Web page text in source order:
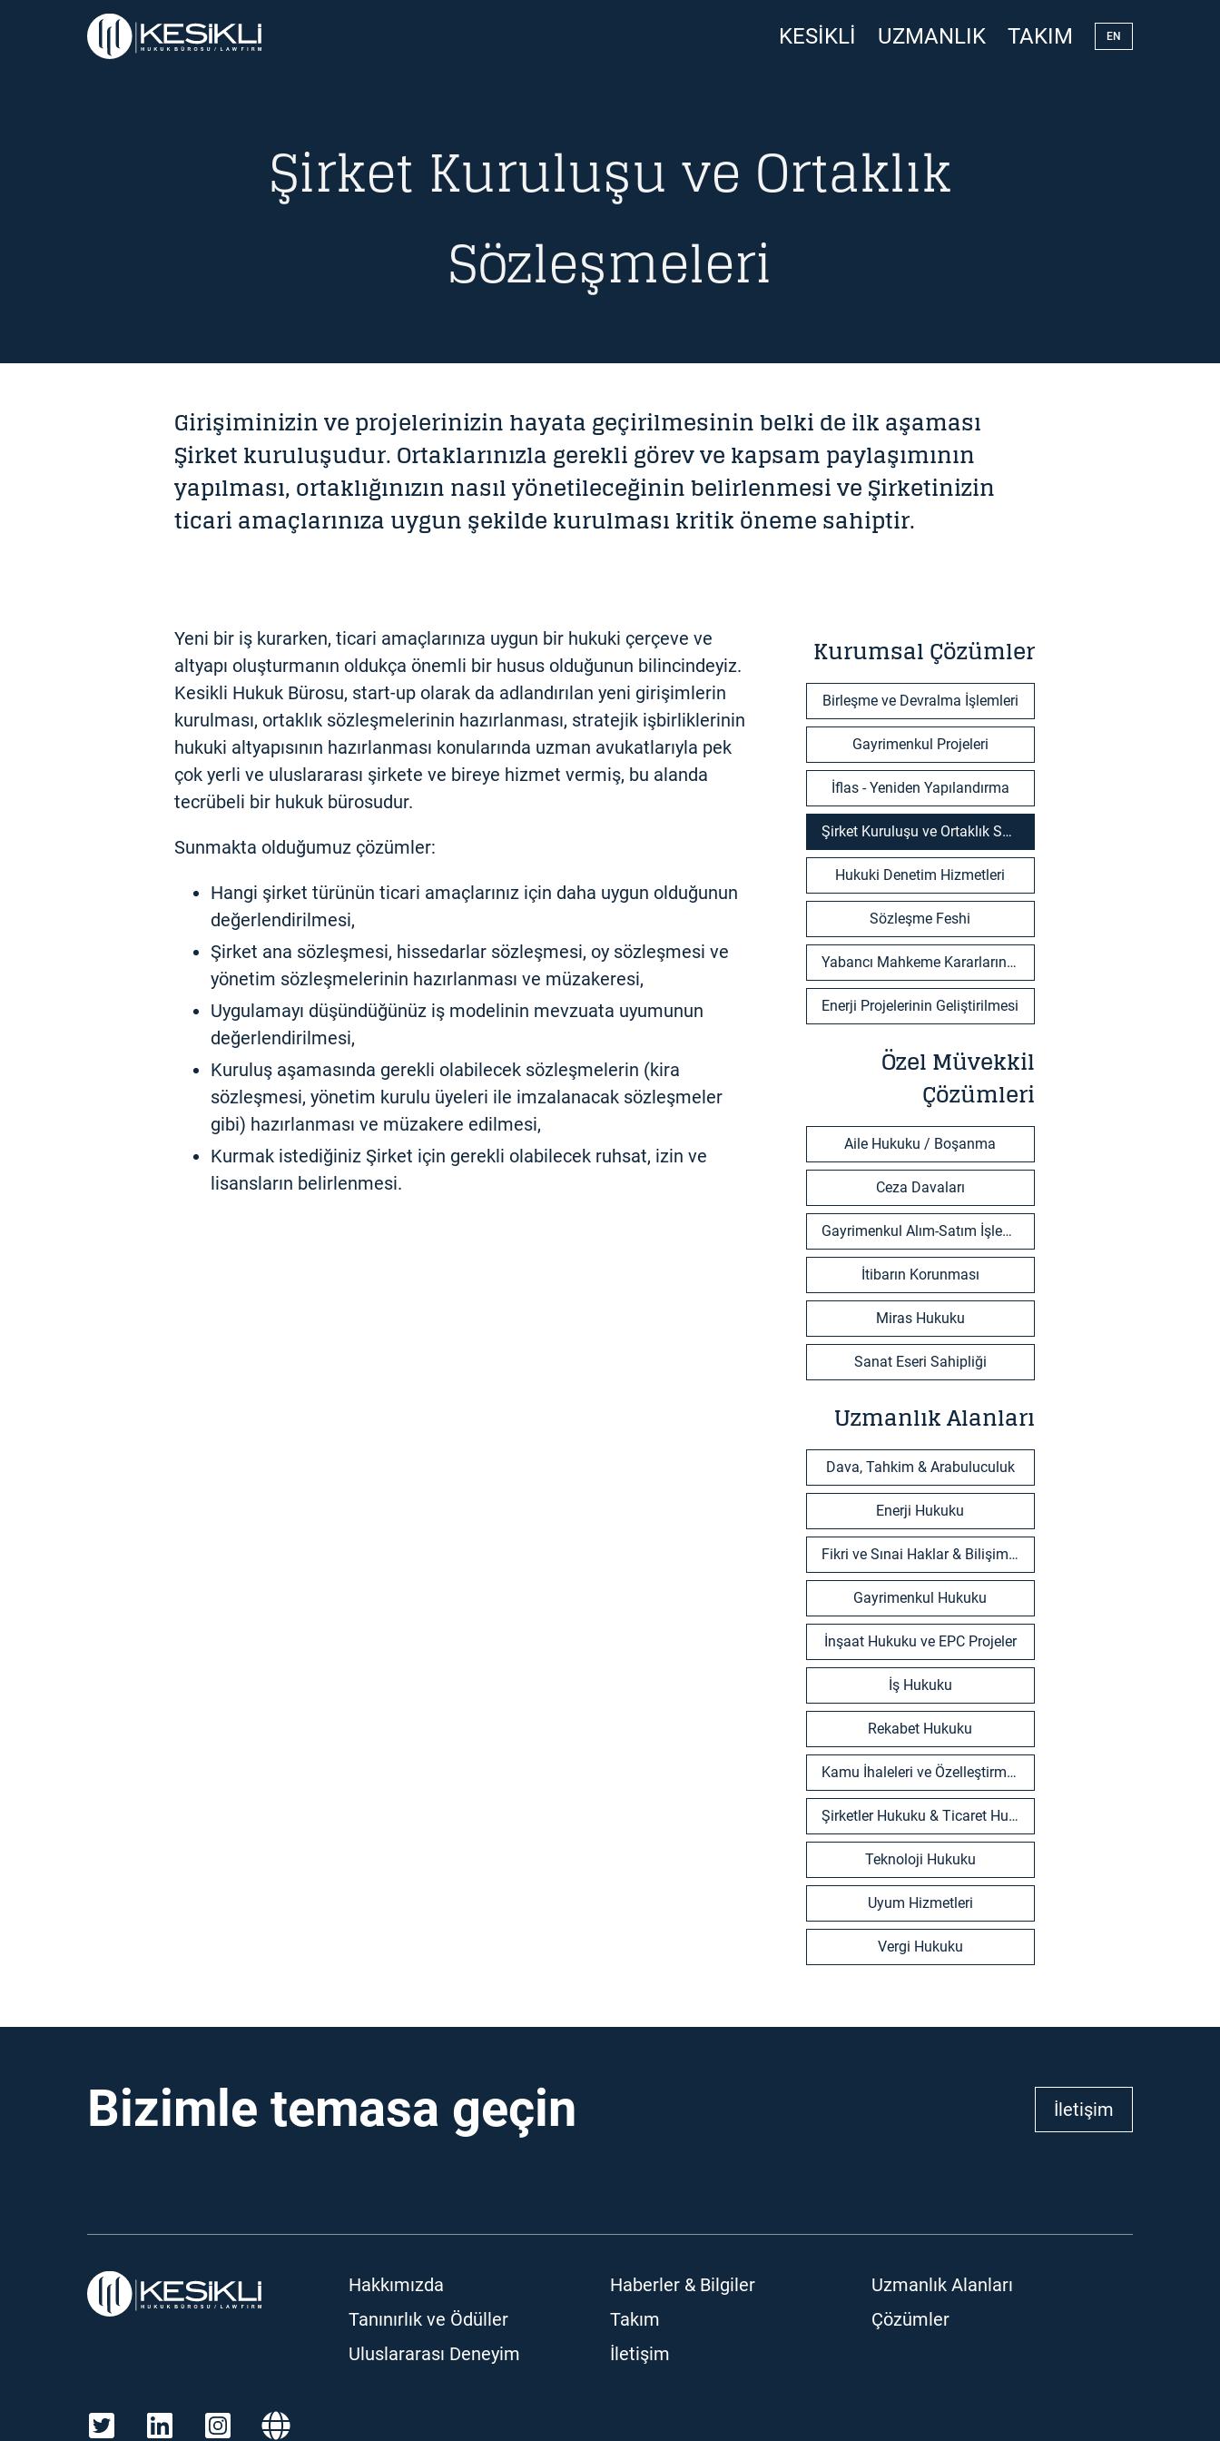
KESIKLI UZMANLIK TAKIM EN
Şirket Kuruluşu ve Ortaklık
Sözleşmeleri
Girişiminizin ve projelerinizin hayata geçirilmesinin belki de ilk aşaması
Şirket kuruluşudur. Ortaklarınızla gerekli görev ve kapsam paylaşımının
yapılması, ortaklığınızın nasıl yönetileceğinin belirlenmesi ve Şirketinizin
ticari amaçlarınıza uygun şekilde kurulması kritik öneme sahiptir.
Yeni bir iş kurarken, ticari amaçlarınıza uygun bir hukuki çerçeve ve
altyapı oluşturmanın oldukça önemli bir husus olduğunun bilincindeyiz.
Kesikli Hukuk Bürosu, start-up olarak da adlandırılan yeni girişimlerin
kurulması, ortaklık sözleşmelerinin hazırlanması, stratejik işbirliklerinin
hukuki altyapısının hazırlanması konularında uzman avukatlarıyla pek
çok yerli ve uluslararası şirkete ve bireye hizmet vermiş, bu alanda
tecrübeli bir hukuk bürosudur.
Sunmakta olduğumuz çözümler:
Hangi şirket türünün ticari amaçlarınız için daha uygun olduğunun
değerlendirilmesi,
Şirket ana sözleşmesi, hissedarlar sözleşmesi, oy sözleşmesi ve
yönetim sözleşmelerinin hazırlanması ve müzakeresi,
Uygulamayı düşündüğünüz iş modelinin mevzuata uyumunun
değerlendirilmesi,
Kuruluş aşamasında gerekli olabilecek sözleşmelerin (kira
sözleşmesi, yönetim kurulu üyeleri ile imzalanacak sözleşmeler
gibi) hazırlanması ve müzakere edilmesi,
Kurmak istediğiniz Şirket için gerekli olabilecek ruhsat, izin ve
lisansların belirlenmesi.
Kurumsal Çözümler
Birleşme ve Devralma İşlemleri
Gayrimenkul Projeleri
İflas - Yeniden Yapılandırma
Şirket Kuruluşu ve Ortaklık Sözleşmeleri
Hukuki Denetim Hizmetleri
Sözleşme Feshi
Yabancı Mahkeme Kararlarının Tanınması ve Tenfizi
Enerji Projelerinin Geliştirilmesi
Özel Müvekkil
Çözümleri
Aile Hukuku / Boşanma
Ceza Davaları
Gayrimenkul Alım-Satım İşlemleri
İtibarın Korunması
Miras Hukuku
Sanat Eseri Sahipliği
Uzmanlık Alanları
Dava, Tahkim & Arabuluculuk
Enerji Hukuku
Fikri ve Sınai Haklar & Bilişim Teknolojileri
Gayrimenkul Hukuku
İnşaat Hukuku ve EPC Projeler
İş Hukuku
Rekabet Hukuku
Kamu İhaleleri ve Özelleştirmeler
Şirketler Hukuku & Ticaret Hukuku
Teknoloji Hukuku
Uyum Hizmetleri
Vergi Hukuku
Bizimle temasa geçin İletişim
Hakkımızda
Tanınırlık ve Ödüller
Uluslararası Deneyim
Haberler & Bilgiler
Takım
İletişim
Uzmanlık Alanları
Çözümler